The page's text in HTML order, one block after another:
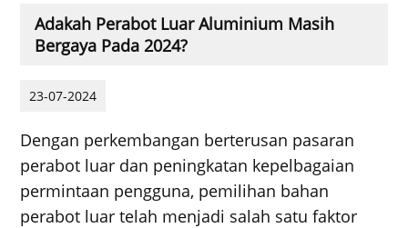
Adakah Perabot Luar Aluminium Masih
Bergaya Pada 2024?
23-07-2024
Dengan perkembangan berterusan pasaran
perabot luar dan peningkatan kepelbagaian
permintaan pengguna, pemilihan bahan
perabot luar telah menjadi salah satu faktor